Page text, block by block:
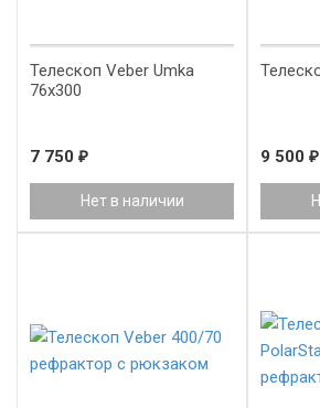
Телескоп Veber Umka
76x300
7 750 ₽
Нет в наличии
9 500 ₽